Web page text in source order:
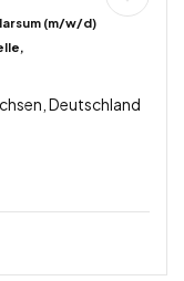
(m/w/d)
Deutschland